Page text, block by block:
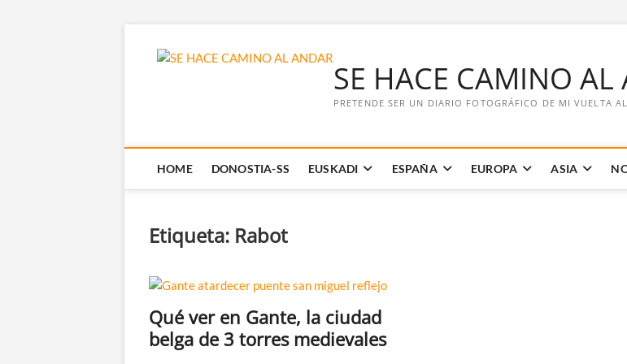
SE HACE CAMINO AL
PRETENDE SER UN DIARIO FOTOGRÁFICO DE MI VUELTA
HOME DONOSTIA-SS EUSKADI ESPAÑA EUROPA ASIA
Etiqueta: Rabot
Qué ver en Gante, la ciudad
belga de 3 torres medievales